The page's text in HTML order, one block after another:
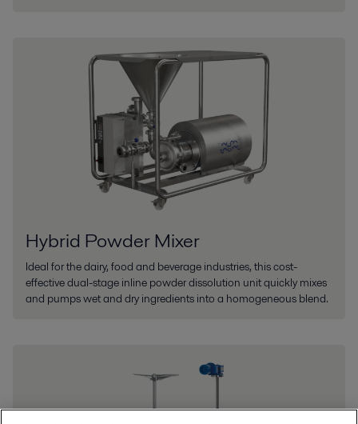
Hybrid Powder Mixer
Ideal for the dairy, food and beverage industries, this cost-
effective dual-stage inline powder dissolution unit quickly mixes
and pumps wet and dry ingredients into a homogeneous blend.